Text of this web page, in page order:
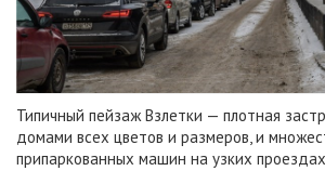
Типичный пейзаж Взлетки — плотная
домами всех цветов и размеров, и
припаркованных машин на узких проездах